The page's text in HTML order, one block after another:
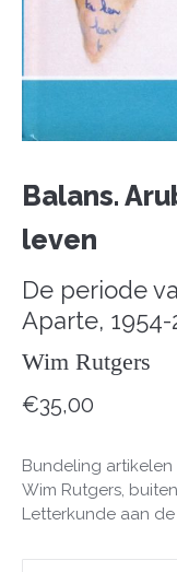
Balans.
leven
De periode
Aparte, 1954-
Wim Rutgers
€35,00
Bundeling
Wim Rutgers,
Letterkunde aan